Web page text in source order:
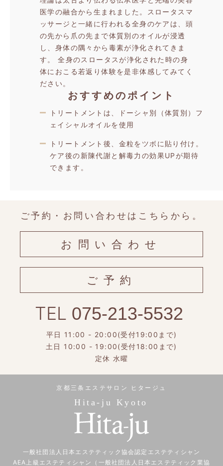
医学の融合から生まれました。スロータスマ
ッサージと一緒に行われる全身のケアは、頭
の先から爪の先まで体質別のオイルが浸透
し、身体の隅々から毒素が浄化されてきま
す。
全身のスロータスが浄化された時の身
体におこる若返り体験を是非体感してみてく
ださい。
おすすめのポイント
トリートメントは、ドーシャ別（体質別）フ
ェイシャルオイルを使用
トリートメント後、金粒をツボに貼り付け。
ケア後の新陳代謝と解毒力の効果UPが期待
できます。
ご予約・お問い合わせはこちらから。
お問い合わせ
ご予約
TEL 075-213-5532
平日 11:00 - 20:00(受付19:00まで)
土日 10:00 - 19:00(受付18:00まで)
定休 水曜
京都三条エステサロン ヒタージュ
Hita-ju Kyoto
一般社団法人日本エステティック協会認定エステティシャン
AEA上級エステティシャン（一般社団法人日本エステティック業協